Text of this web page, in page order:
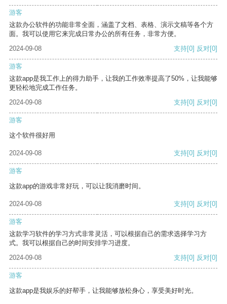
游客
这款办公软件的功能非常全面，涵盖了文档、表格、演示文稿等各个方
面。我可以使用它来完成日常办公的所有任务，非常方便。
2024-09-08
支持[0] 反对[0]
游客
这款app是我工作上的得力助手，让我的工作效率提高了50%，让我能够
更轻松地完成工作任务。
2024-09-08
支持[0] 反对[0]
游客
这个软件很好用
2024-09-08 支持[0] 反对[0]
游客
这款app的游戏非常好玩，可以让我消磨时间。
2024-09-08 支持[0] 反对[0]
游客
这款学习软件的学习方式非常灵活，可以根据自己的需求选择学习方
式。我可以根据自己的时间安排学习进度。
2024-09-08
支持[0] 反对[0]
游客
这款app是我娱乐的好帮手，让我能够放松身心，享受美好时光。